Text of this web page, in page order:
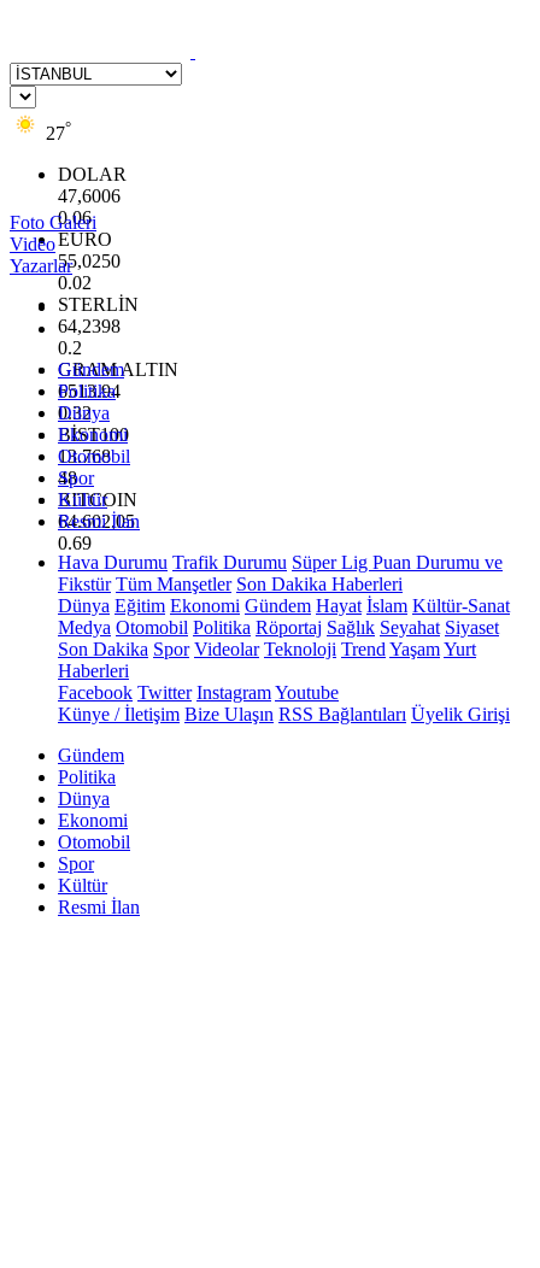
27°
DOLAR
47,6006
0.06
EURO
55,0250
0.02
STERLİN
64,2398
0.2
GRAM ALTIN
6513.94
0.32
BİST100
13.768
48
BITCOIN
64.602,05
0.69
Foto Galeri
Video
Yazarlar
Gündem
Politika
Dünya
Ekonomi
Otomobil
Spor
Kültür
Resmi İlan
Hava Durumu Trafik Durumu Süper Lig Puan Durumu ve
Fikstür Tüm Manşetler Son Dakika Haberleri
Dünya Eğitim Ekonomi Gündem Hayat İslam Kültür-Sanat
Medya Otomobil Politika Röportaj Sağlık Seyahat Siyaset
Son Dakika Spor Videolar Teknoloji Trend YaşamYurt
Haberleri
Facebook Twitter InstagramYoutube
Künye / İletişim Bize Ulaşın RSS Bağlantıları Üyelik Girişi
Gündem
Politika
Dünya
Ekonomi
Otomobil
Spor
Kültür
Resmi İlan